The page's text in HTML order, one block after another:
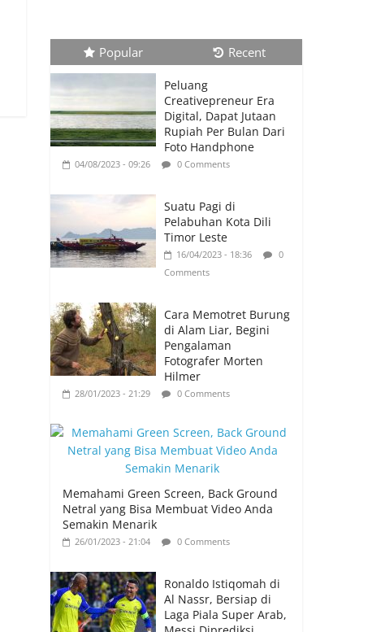
Creativepreneur Era
Digital, Dapat Jutaan
Rupiah Per Bulan Dari
Foto Handphone
0 Comments
Popular Recent
Peluang
Creativepreneur Era
Digital, Dapat Jutaan
Rupiah Per Bulan Dari
Foto Handphone
04/08/2023 - 09:26 0 Comments
Suatu Pagi di
Pelabuhan Kota Dili
Timor Leste
16/04/2023 - 18:36
0
Comments
Cara Memotret Burung
di Alam Liar, Begini
Pengalaman
Fotografer Morten
Hilmer
28/01/2023 - 21:29 0 Comments
Memahami Green Screen, Back Ground
Netral yang Bisa Membuat Video Anda
Semakin Menarik
26/01/2023 - 21:04 0 Comments
Ronaldo Istiqomah di
Al Nassr, Bersiap di
Laga Piala Super Arab,